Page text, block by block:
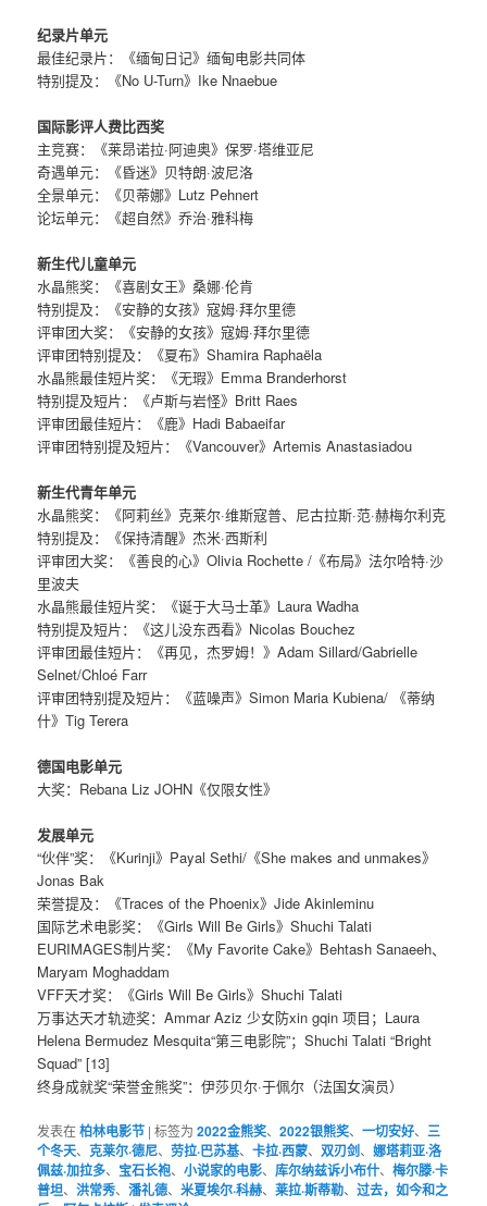
纪录片单元
最佳纪录片：《缅甸日记》缅甸电影共同体
特别提及：《No U-Turn》Ike Nnaebue
国际影评人费比西奖
主竞赛：《莱昂诺拉·阿迪奥》保罗·塔维亚尼
奇遇单元：《昏迷》贝特朗·波尼洛
全景单元：《贝蒂娜》Lutz Pehnert
论坛单元：《超自然》乔治·雅科梅
新生代儿童单元
水晶熊奖：《喜剧女王》桑娜·伦肯
特别提及：《安静的女孩》寇姆·拜尔里德
评审团大奖：《安静的女孩》寇姆·拜尔里德
评审团特别提及：《夏布》Shamira Raphaëla
水晶熊最佳短片奖：《无瑕》Emma Branderhorst
特别提及短片：《卢斯与岩怪》Britt Raes
评审团最佳短片：《鹿》Hadi Babaeifar
评审团特别提及短片：《Vancouver》Artemis Anastasiadou
新生代青年单元
水晶熊奖：《阿莉丝》克莱尔·维斯寇普、尼古拉斯·范·赫梅尔利克
特别提及：《保持清醒》杰米·西斯利
评审团大奖：《善良的心》Olivia Rochette /《布局》法尔哈特·沙
里波夫
水晶熊最佳短片奖：《诞于大马士革》Laura Wadha
特别提及短片：《这儿没东西看》Nicolas Bouchez
评审团最佳短片：《再见，杰罗姆！》Adam Sillard/Gabrielle
Selnet/Chloé Farr
评审团特别提及短片：《蓝噪声》Simon Maria Kubiena/ 《蒂纳
什》Tig Terera
德国电影单元
大奖：Rebana Liz JOHN《仅限女性》
发展单元
“伙伴”奖：《Kurinji》Payal Sethi/《She makes and unmakes》
Jonas Bak
荣誉提及：《Traces of the Phoenix》Jide Akinleminu
国际艺术电影奖：《Girls Will Be Girls》Shuchi Talati
EURIMAGES制片奖：《My Favorite Cake》Behtash Sanaeeh、
Maryam Moghaddam
VFF天才奖：《Girls Will Be Girls》Shuchi Talati
万事达天才轨迹奖：Ammar Aziz 少女防xin gqin 项目；Laura
Helena Bermudez Mesquita“第三电影院”；Shuchi Talati “Bright
Squad” [13]
终身成就奖“荣誉金熊奖”：伊莎贝尔·于佩尔（法国女演员）
发表在柏林电影节 |标签为 2022金熊奖、2022银熊奖、一切安好、 三
个冬天、克莱尔·德尼、劳拉·巴苏基、卡拉·西蒙、双刃剑、娜塔莉亚·洛
佩兹·加拉多、 宝石长袍、小说家的电影、 库尔纳兹诉小布什、梅尔滕·卡
普坦、洪常秀、潘礼德、米夏埃尔·科赫、莱拉·斯蒂勒、过去，如今和之